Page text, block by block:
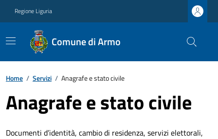
Regione Liguria
Comune di Armo
Home / Servizi / Anagrafe e stato civile
Anagrafe e stato civile
Documenti d’identità, cambio di residenza, servizi elettorali,